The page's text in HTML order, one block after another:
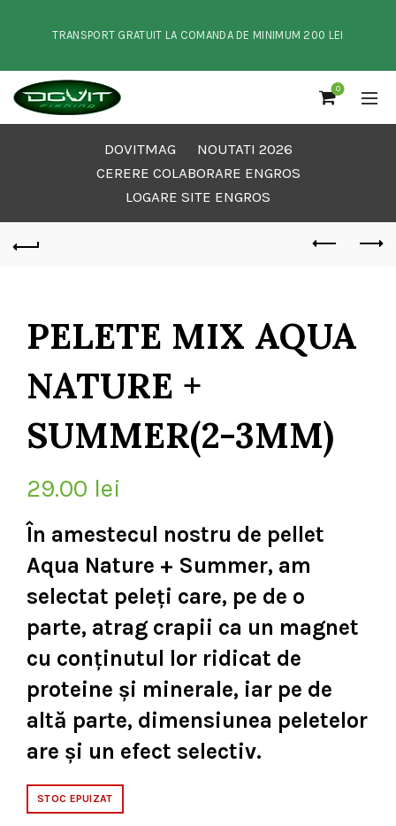
TRANSPORT GRATUIT LA COMANDA DE MINIMUM 200 LEI
0
DOVITMAG
NOUTATI 2026
CERERE COLABORARE ENGROS
LOGARE SITE ENGROS
PELETE MIX AQUA
NATURE +
SUMMER(2-3MM)
29.00 lei
În amestecul nostru de pellet
Aqua Nature + Summer, am
selectat peleți care, pe de o
parte, atrag crapii ca un magnet
cu conținutul lor ridicat de
proteine ​​și minerale, iar pe de
altă parte, dimensiunea peletelor
are și un efect selectiv.
STOC EPUIZAT